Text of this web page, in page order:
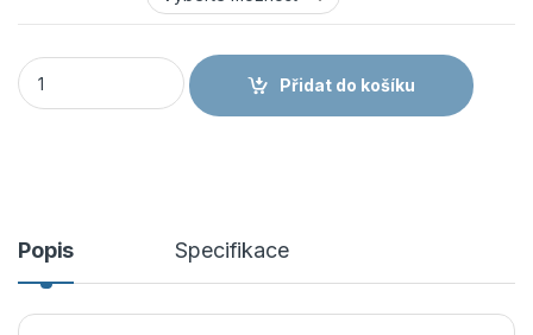
VM Footwear CORSICA 2045-S1P ESD bezpečnostní
Přidat do košíku
Popis Specifikace